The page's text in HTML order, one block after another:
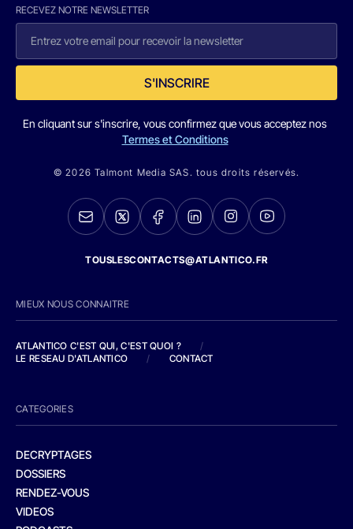
RECEVEZ NOTRE NEWSLETTER
S'INSCRIRE
En cliquant sur s'inscrire, vous confirmez que vous acceptez nos
Termes et Conditions
© 2026 Talmont Media SAS. tous droits réservés.
TOUSLESCONTACTS@ATLANTICO.FR
MIEUX NOUS CONNAITRE
ATLANTICO C'EST QUI, C'EST QUOI ?
/
LE RESEAU D'ATLANTICO
/ CONTACT
CATEGORIES
DECRYPTAGES
DOSSIERS
RENDEZ-VOUS
VIDEOS